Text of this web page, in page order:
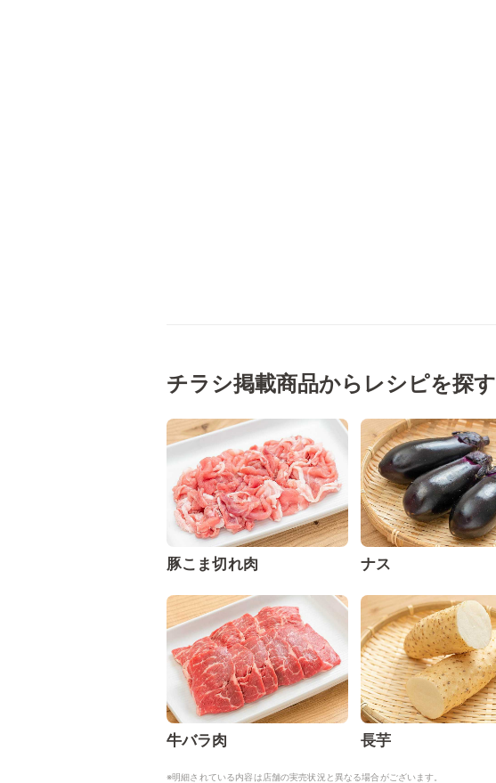
チラシ掲載商品からレシピを探す
豚こま切れ肉 ナス
牛バラ肉 長芋
※明細されている内容は店舗の実売状況と異なる場合がございます。